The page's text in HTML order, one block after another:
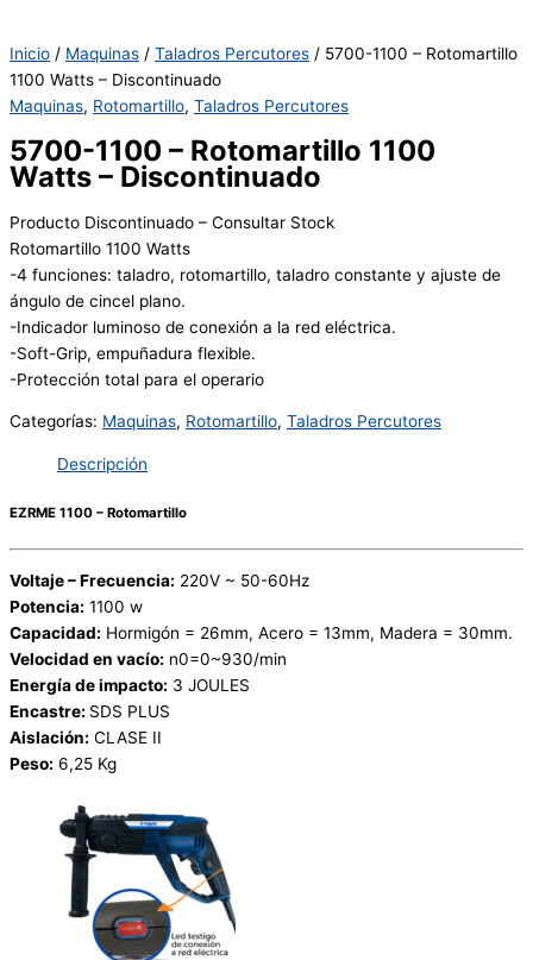
Inicio / Maquinas / Taladros Percutores / 5700-1100 – Rotomartillo
1100 Watts – Discontinuado
Maquinas, Rotomartillo, Taladros Percutores
5700-1100 – Rotomartillo 1100
Watts – Discontinuado
Producto Discontinuado – Consultar Stock
Rotomartillo 1100 Watts
-4 funciones: taladro, rotomartillo, taladro constante y ajuste de
ángulo de cincel plano.
-Indicador luminoso de conexión a la red eléctrica.
-Soft-Grip, empuñadura flexible.
-Protección total para el operario
Categorías: Maquinas, Rotomartillo, Taladros Percutores
Descripción
EZRME 1100 – Rotomartillo
Voltaje – Frecuencia: 220V ~ 50-60Hz
Potencia: 1100 w
Capacidad: Hormigón = 26mm, Acero = 13mm, Madera = 30mm.
Velocidad en vacío: n0=0~930/min
Energía de impacto: 3 JOULES
Encastre: SDS PLUS
Aislación: CLASE II
Peso: 6,25 Kg